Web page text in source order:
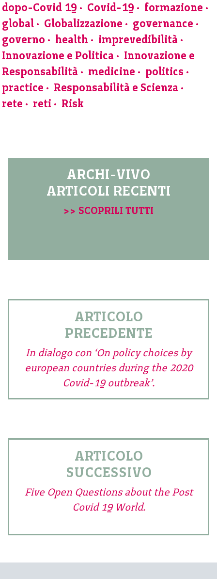
dopo-Covid 19
Covid-19
formazione
global
Globalizzazione
governance
governo
health
imprevedibilità
Innovazione e Politica
Innovazione e
Responsabilità
medicine
politics
practice
Responsabilità e Scienza
rete
reti Risk
ARCHI-VIVO
ARTICOLI RECENTI
>> SCOPRILI TUTTI
ARTICOLO
PRECEDENTE
In dialogo con ‘On policy choices by
european countries during the 2020
Covid-19 outbreak’.
ARTICOLO
SUCCESSIVO
Five Open Questions about the Post
Covid 19 World.